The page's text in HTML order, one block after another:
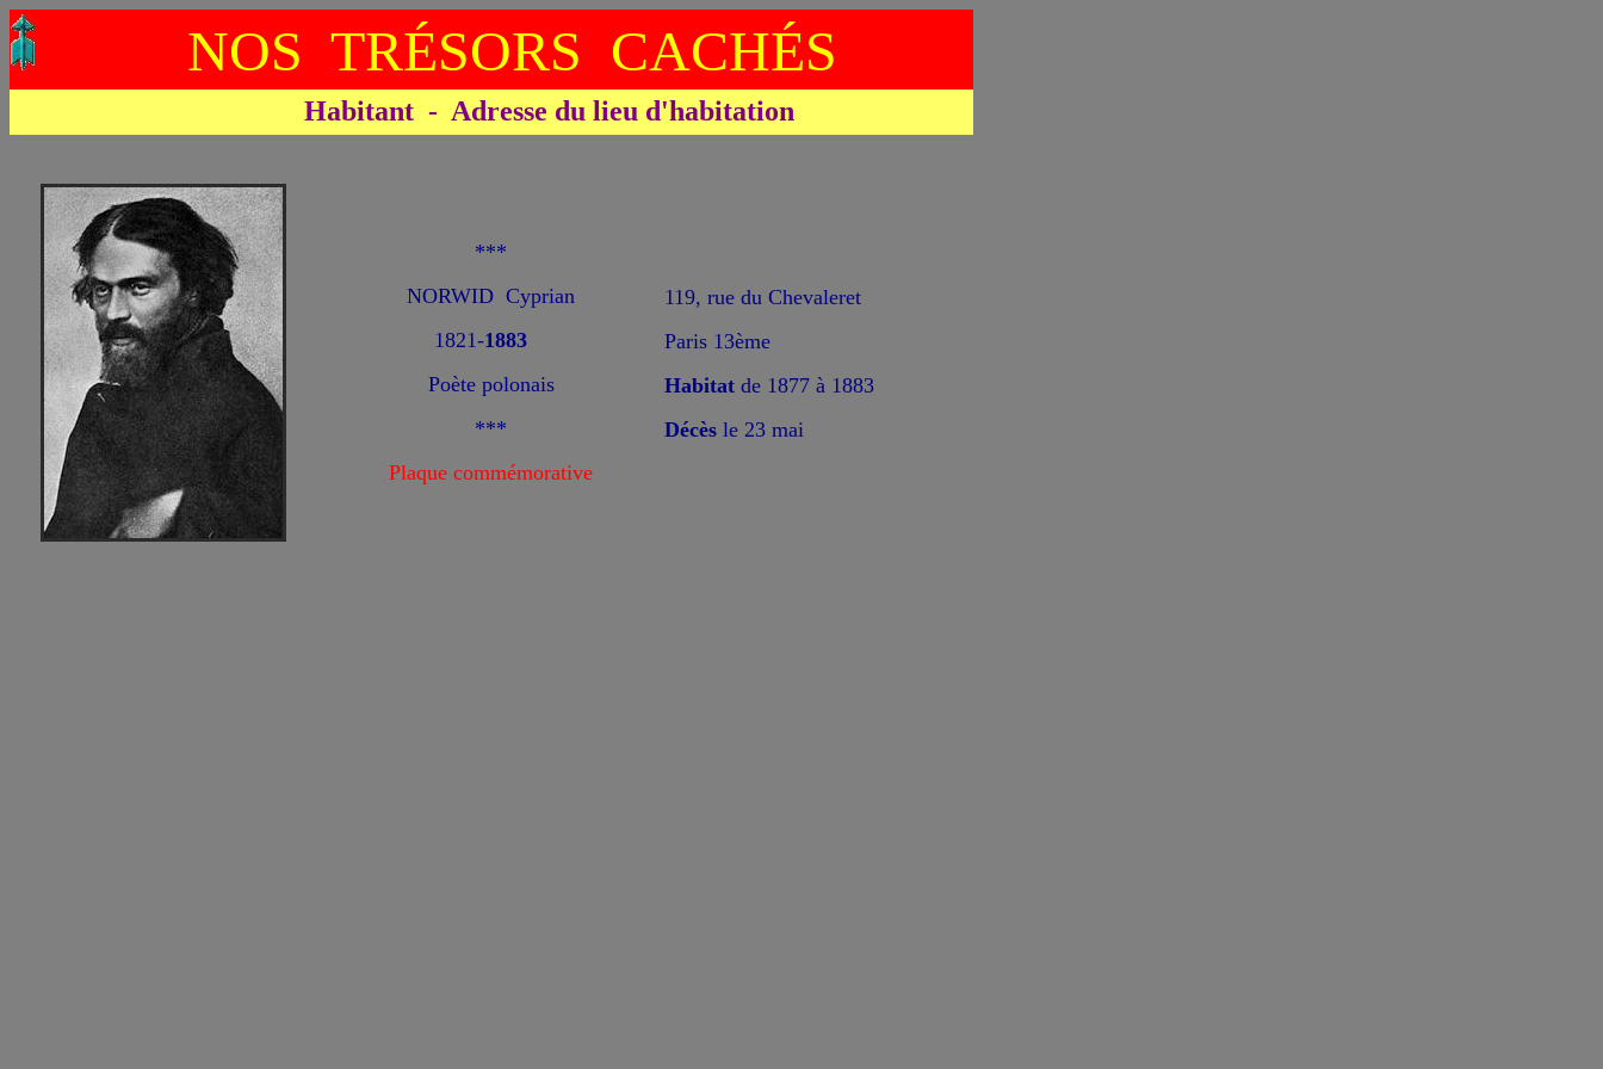
NOS TRÉSORS CACHÉS
Habitant - Adresse du lieu d'habitation
***
NORWID Cyprian
1821-1883
Poète polonais
***
Plaque commémorative
119, rue du Chevaleret
Paris 13ème
Habitat de 1877 à 1883
Décès le 23 mai